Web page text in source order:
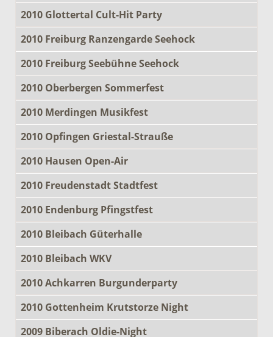
2010 Glottertal Cult-Hit Party
2010 Freiburg Ranzengarde Seehock
2010 Freiburg Seebühne Seehock
2010 Oberbergen Sommerfest
2010 Merdingen Musikfest
2010 Opfingen Griestal-Strauße
2010 Hausen Open-Air
2010 Freudenstadt Stadtfest
2010 Endenburg Pfingstfest
2010 Bleibach Güterhalle
2010 Bleibach WKV
2010 Achkarren Burgunderparty
2010 Gottenheim Krutstorze Night
2009 Biberach Oldie-Night